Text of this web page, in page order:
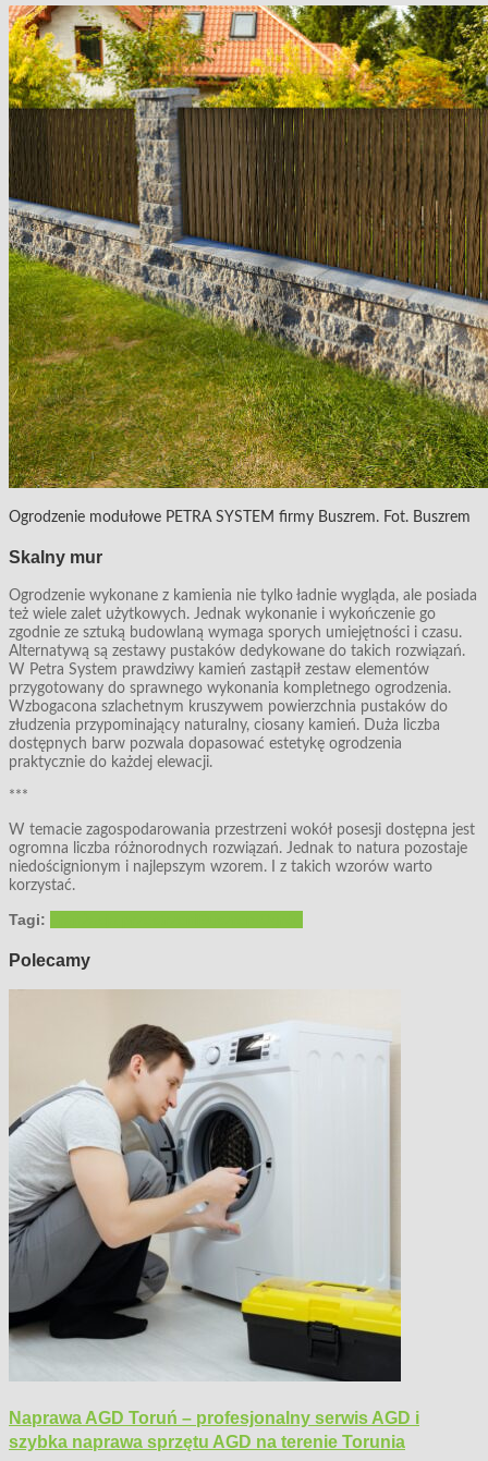
Ogrodzenie modułowe PETRA SYSTEM firmy Buszrem. Fot. Buszrem
Skalny mur
Ogrodzenie wykonane z kamienia nie tylko ładnie wygląda, ale posiada
też wiele zalet użytkowych. Jednak wykonanie i wykończenie go
zgodnie ze sztuką budowlaną wymaga sporych umiejętności i czasu.
Alternatywą są zestawy pustaków dedykowane do takich rozwiązań.
W Petra System prawdziwy kamień zastąpił zestaw elementów
przygotowany do sprawnego wykonania kompletnego ogrodzenia.
Wzbogacona szlachetnym kruszywem powierzchnia pustaków do
złudzenia przypominający naturalny, ciosany kamień. Duża liczba
dostępnych barw pozwala dopasować estetykę ogrodzenia
praktycznie do każdej elewacji.
***
W temacie zagospodarowania przestrzeni wokół posesji dostępna jest
ogromna liczba różnorodnych rozwiązań. Jednak to natura pozostaje
niedoścignionym i najlepszym wzorem. I z takich wzorów warto
korzystać.
Tagi:
Polecamy
Naprawa AGD Toruń – profesjonalny serwis AGD i
szybka naprawa sprzętu AGD na terenie Torunia